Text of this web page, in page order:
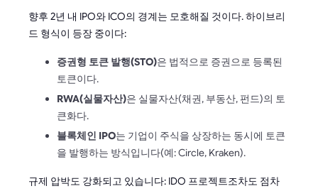
향후 2년 내 IPO와 ICO의 경계는 모호해질 것이다. 하이브리
드 형식이 등장 중이다:
증권형 토큰 발행(STO)은 법적으로 증권으로 등록된
토큰이다.
RWA(실물자산)은 실물자산(채권, 부동산, 펀드)의 토
큰화다.
블록체인 IPO는 기업이 주식을 상장하는 동시에 토큰
을 발행하는 방식입니다(예: Circle, Kraken).
규제 압박도 강화되고 있습니다: IDO 프로젝트조차도 점차